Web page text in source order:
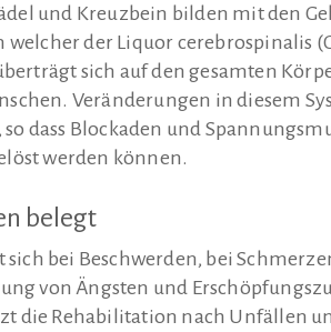
und Kreuzbein bilden mit den
welcher der Liquor cerebrospinalis
sich auf den gesamten
Veränderungen in diesem
dass Blockaden und
werden können.
belegt
sich bei Beschwerden, bei
von Ängsten und
die Rehabilitation nach Unfällen